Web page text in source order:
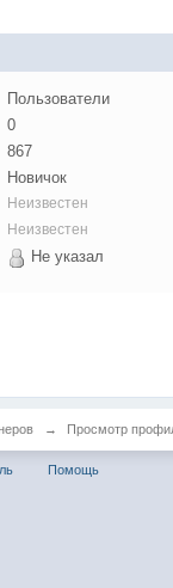
Пользователи
0
867
Новичок
Неизвестен
Неизвестен
Не указал
→ Просмотр
Помощь